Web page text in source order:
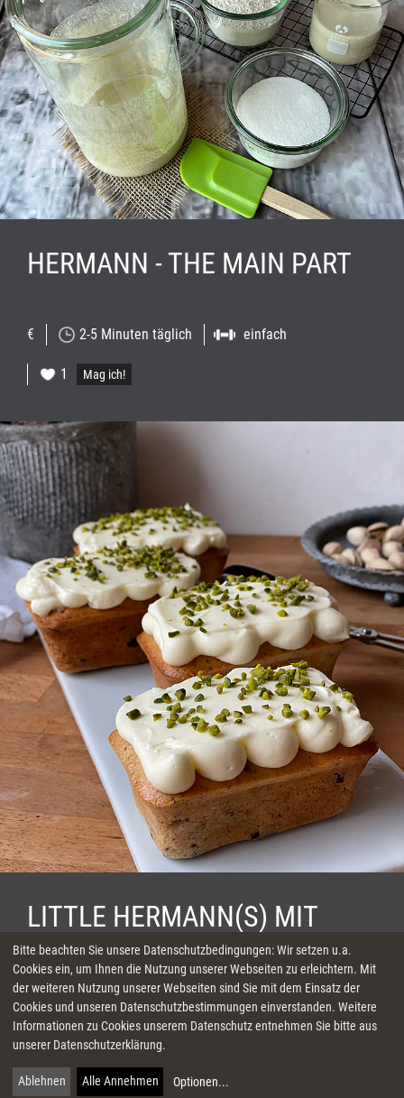
HERMANN - THE MAIN PART
€ 2-5 Minuten täglich einfach
1 Mag ich!
LITTLE HERMANN(S) MIT
PISTAZIEN UND SCHOKOLADE
€ 40 Minuten + 30 Minuten Backzeit + Abkühlzeit
Bitte beachten Sie unsere Datenschutzbedingungen: Wir setzen u.a.
Cookies ein, um Ihnen die Nutzung unserer Webseiten zu erleichtern. Mit
der weiteren Nutzung unserer Webseiten sind Sie mit dem Einsatz der
Cookies und unseren Datenschutzbestimmungen einverstanden. Weitere
Informationen zu Cookies unserem Datenschutz entnehmen Sie bitte aus
unserer Datenschutzerklärung.
Ablehnen Alle Annehmen Optionen...